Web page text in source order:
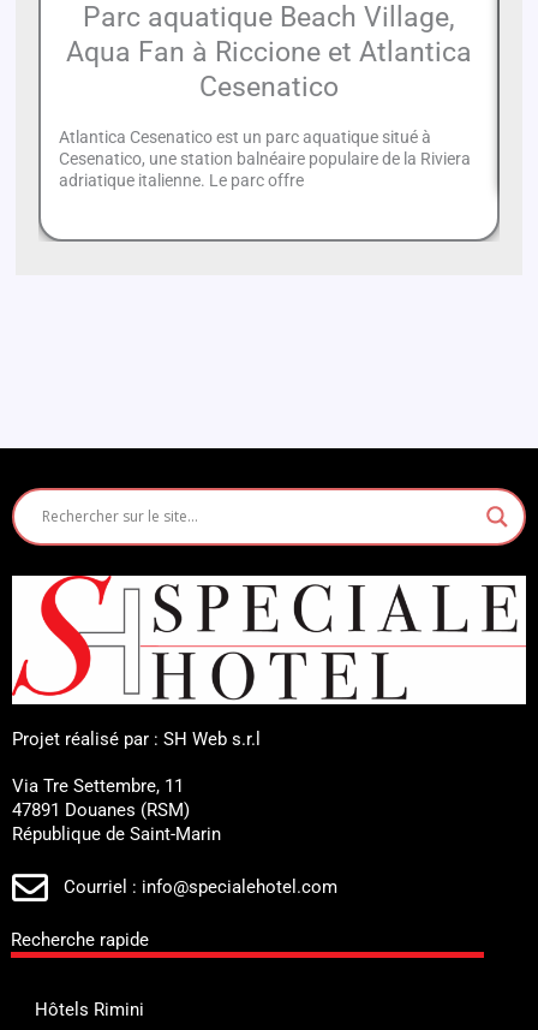
Parc aquatique Beach Village,
Aqua Fan à Riccione et Atlantica
Cesenatico
Atlantica Cesenatico est un parc aquatique situé à
Cesenatico, une station balnéaire populaire de la Riviera
adriatique italienne. Le parc offre
Projet réalisé par : SH Web s.r.l
Via Tre Settembre, 11
47891 Douanes (RSM)
République de Saint-Marin
Courriel : info@specialehotel.com
Recherche rapide
Hôtels Rimini